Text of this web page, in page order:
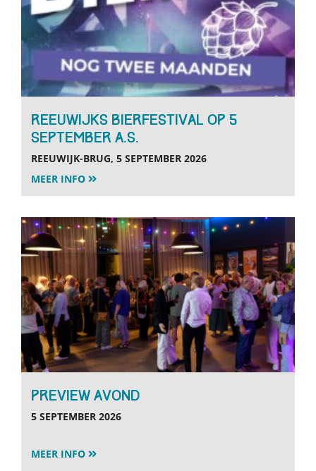
Reeuwijks Bierfestival op 5
september a.s.
REEUWIJK-BRUG, 5 SEPTEMBER 2026
MEER INFO
PREVIEW AVOND
5 SEPTEMBER 2026
MEER INFO